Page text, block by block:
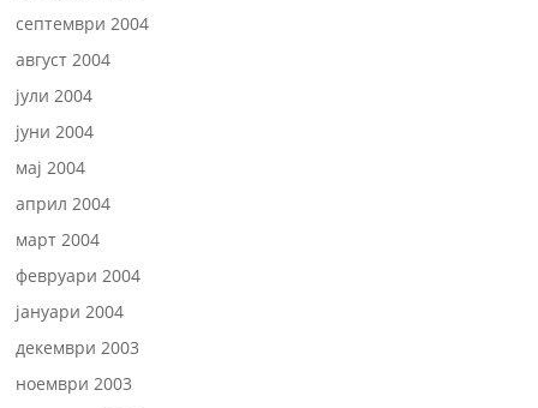
септември 2004
август 2004
јули 2004
јуни 2004
мај 2004
април 2004
март 2004
февруари 2004
јануари 2004
декември 2003
ноември 2003